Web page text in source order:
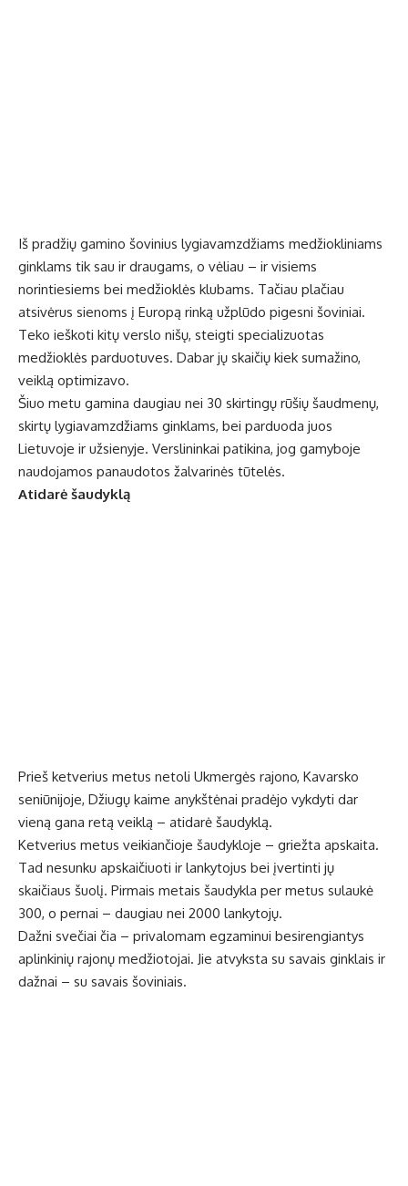
Iš pradžių gamino šovinius lygiavamzdžiams medžiokliniams
ginklams tik sau ir draugams, o vėliau – ir visiems
norintiesiems bei medžioklės klubams. Tačiau plačiau
atsivėrus sienoms į Europą rinką užplūdo pigesni šoviniai.
Teko ieškoti kitų verslo nišų, steigti specializuotas
medžioklės parduotuves. Dabar jų skaičių kiek sumažino,
veiklą optimizavo.
Šiuo metu gamina daugiau nei 30 skirtingų rūšių šaudmenų,
skirtų lygiavamzdžiams ginklams, bei parduoda juos
Lietuvoje ir užsienyje. Verslininkai patikina, jog gamyboje
naudojamos panaudotos žalvarinės tūtelės.
Atidarė šaudyklą
Prieš ketverius metus netoli Ukmergės rajono, Kavarsko
seniūnijoje, Džiugų kaime anykštėnai pradėjo vykdyti dar
vieną gana retą veiklą – atidarė šaudyklą.
Ketverius metus veikiančioje šaudykloje – griežta apskaita.
Tad nesunku apskaičiuoti ir lankytojus bei įvertinti jų
skaičiaus šuolį. Pirmais metais šaudykla per metus sulaukė
300, o pernai – daugiau nei 2000 lankytojų.
Dažni svečiai čia – privalomam egzaminui besirengiantys
aplinkinių rajonų medžiotojai. Jie atvyksta su savais ginklais ir
dažnai – su savais šoviniais.